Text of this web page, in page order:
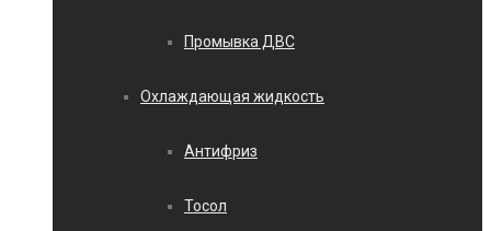
Промывка ДВС
Охлаждающая жидкость
Антифриз
Тосол